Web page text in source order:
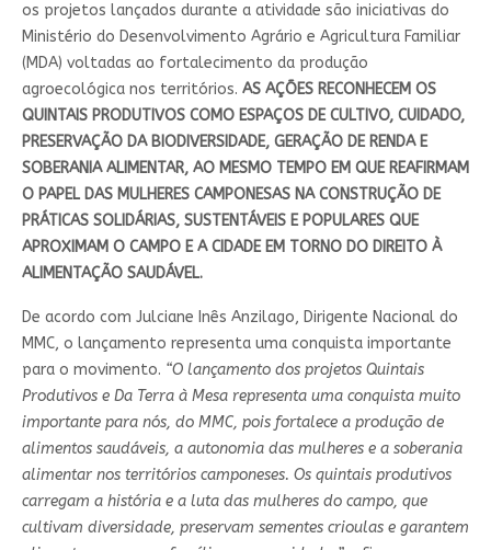
os projetos lançados durante a atividade são iniciativas do
Ministério do Desenvolvimento Agrário e Agricultura Familiar
(MDA) voltadas ao fortalecimento da produção
agroecológica nos territórios. AS AÇÕES RECONHECEM OS
QUINTAIS PRODUTIVOS COMO ESPAÇOS DE CULTIVO, CUIDADO,
PRESERVAÇÃO DA BIODIVERSIDADE, GERAÇÃO DE RENDA E
SOBERANIA ALIMENTAR, AO MESMO TEMPO EM QUE REAFIRMAM
O PAPEL DAS MULHERES CAMPONESAS NA CONSTRUÇÃO DE
PRÁTICAS SOLIDÁRIAS, SUSTENTÁVEIS E POPULARES QUE
APROXIMAM O CAMPO E A CIDADE EM TORNO DO DIREITO À
ALIMENTAÇÃO SAUDÁVEL.
De acordo com Julciane Inês Anzilago, Dirigente Nacional do
MMC, o lançamento representa uma conquista importante
para o movimento. “O lançamento dos projetos Quintais
Produtivos e Da Terra à Mesa representa uma conquista muito
importante para nós, do MMC, pois fortalece a produção de
alimentos saudáveis, a autonomia das mulheres e a soberania
alimentar nos territórios camponeses. Os quintais produtivos
carregam a história e a luta das mulheres do campo, que
cultivam diversidade, preservam sementes crioulas e garantem